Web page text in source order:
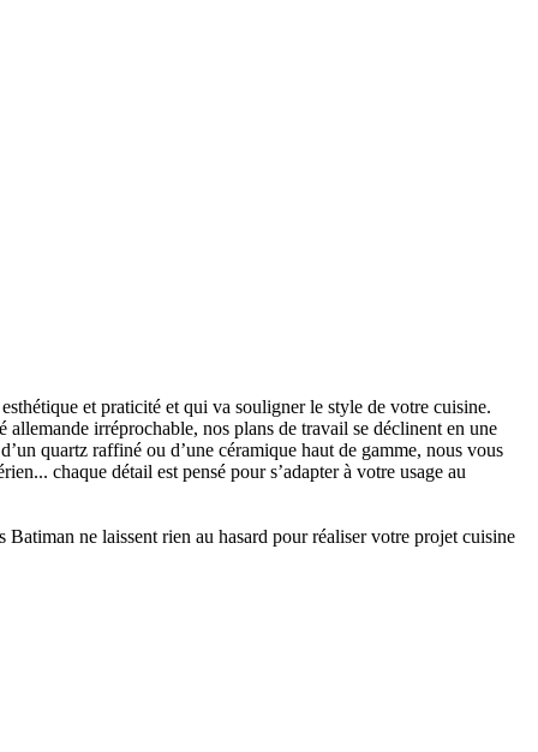
et praticité et qui va souligner le style de votre cuisine.
irréprochable, nos plans de travail se déclinent en une
quartz raffiné ou d’une céramique haut de gamme, nous vous
chaque détail est pensé pour s’adapter à votre usage au
ne laissent rien au hasard pour réaliser votre projet cuisine